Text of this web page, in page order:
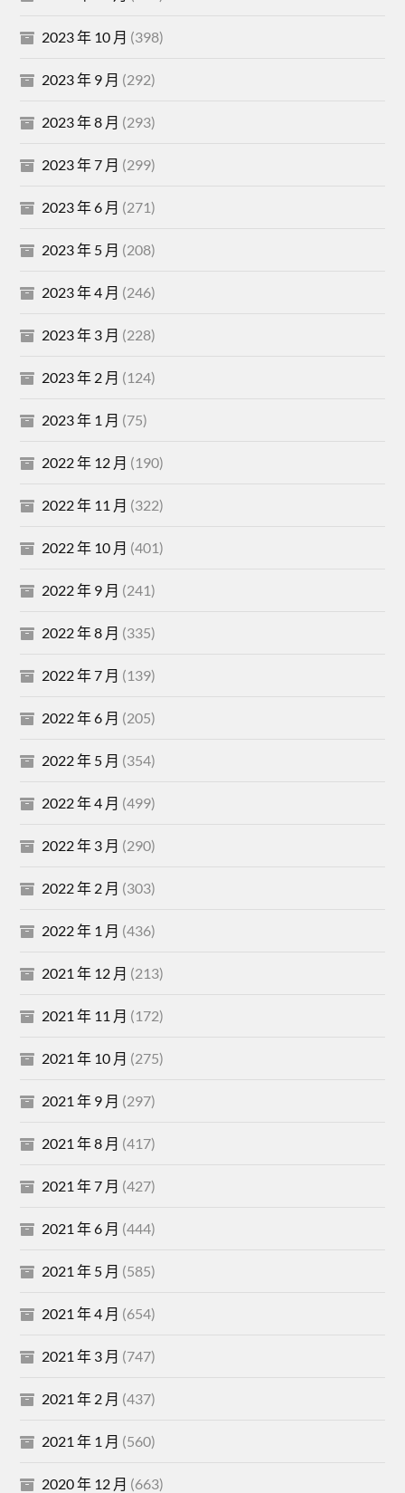
2023 年 10 月 (398)
2023 年 9 月 (292)
2023 年 8 月 (293)
2023 年 7 月 (299)
2023 年 6 月 (271)
2023 年 5 月 (208)
2023 年 4 月 (246)
2023 年 3 月 (228)
2023 年 2 月 (124)
2023 年 1 月 (75)
2022 年 12 月 (190)
2022 年 11 月 (322)
2022 年 10 月 (401)
2022 年 9 月 (241)
2022 年 8 月 (335)
2022 年 7 月 (139)
2022 年 6 月 (205)
2022 年 5 月 (354)
2022 年 4 月 (499)
2022 年 3 月 (290)
2022 年 2 月 (303)
2022 年 1 月 (436)
2021 年 12 月 (213)
2021 年 11 月 (172)
2021 年 10 月 (275)
2021 年 9 月 (297)
2021 年 8 月 (417)
2021 年 7 月 (427)
2021 年 6 月 (444)
2021 年 5 月 (585)
2021 年 4 月 (654)
2021 年 3 月 (747)
2021 年 2 月 (437)
2021 年 1 月 (560)
2020 年 12 月 (663)